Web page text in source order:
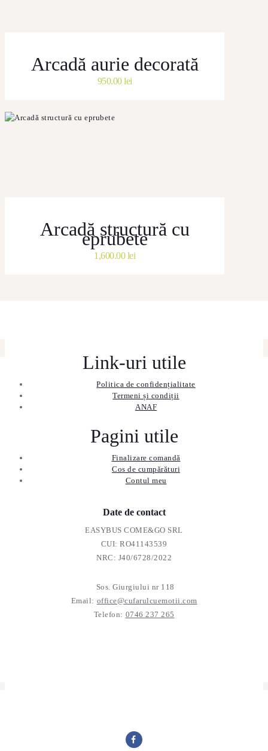
Arcadă aurie decorată
950.00lei
Arcadă structură cu
eprubete
1,600.00lei
Link-uri utile
Politica de confidențialitate
Termeni și condiții
ANAF
Pagini utile
Finalizare comandă
Cos de cumpărături
Contul meu
Date de contact
EASYBUS COME&GO SRL
CUI: RO41143539
NRC: J40/6728/2022
Sos. Giurgiului nr 118
Email: office@cufarulcuemotii.com
Telefon: 0746 237 265